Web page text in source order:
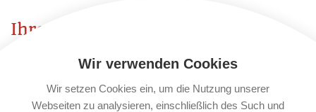
Ihre Spende ist steuerlich
Wir verwenden Cookies
Wir setzen Cookies ein, um die Nutzung unserer
Webseiten zu analysieren, einschließlich des Such und